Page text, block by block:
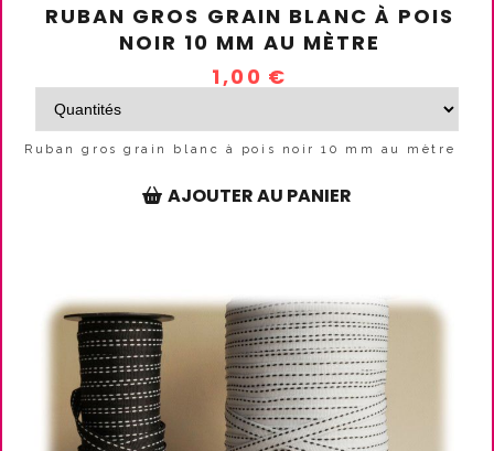
RUBAN GROS GRAIN BLANC À POIS
NOIR 10 MM AU MÈTRE
1,00 €
Ruban gros grain blanc à pois noir 10 mm au mètre
AJOUTER AU PANIER